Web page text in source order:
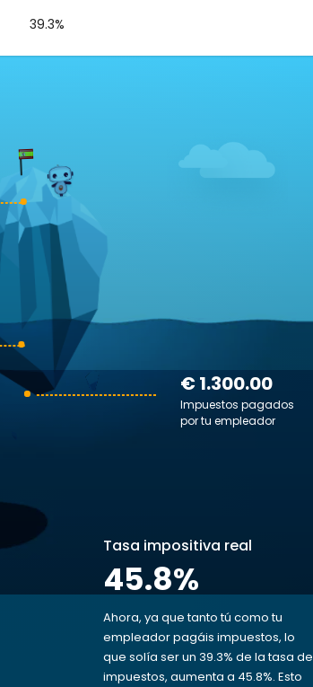
39.3%
€ 1.300.00
Impuestos pagados
por tu empleador
Tasa impositiva real
45.8%
Ahora, ya que tanto tú como tu
empleador pagáis impuestos, lo
que solía ser un 39.3% de la tasa de
impuestos, aumenta a 45.8%. Esto